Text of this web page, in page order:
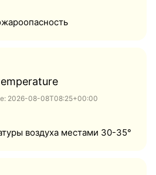
2026-08-08T08:25+00:00
воздуха местами 30-35°